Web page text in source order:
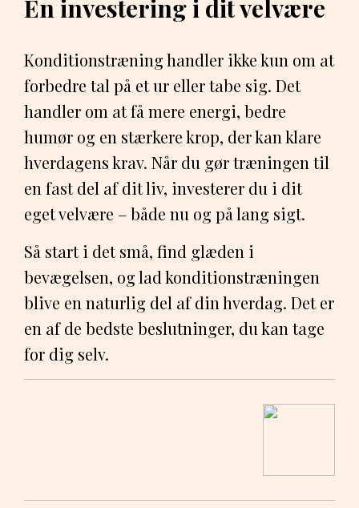
En investering i dit velvære
Konditionstræning handler ikke kun om at
forbedre tal på et ur eller tabe sig. Det
handler om at få mere energi, bedre
humør og en stærkere krop, der kan klare
hverdagens krav. Når du gør træningen til
en fast del af dit liv, investerer du i dit
eget velvære – både nu og på lang sigt.
Så start i det små, find glæden i
bevægelsen, og lad konditionstræningen
blive en naturlig del af din hverdag. Det er
en af de bedste beslutninger, du kan tage
for dig selv.